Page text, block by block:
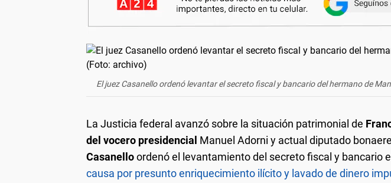
El juez Casanello ordenó levantar el secreto fiscal y bancario del hermano de
La Justicia federal avanzó sobre la situación patrimonial de
del vocero presidencial Manuel Adorni y actual diputado
Casanelloordenó el levantamiento del secreto fiscal y bancario
causa por presunto enriquecimiento ilícito y lavado de dinero